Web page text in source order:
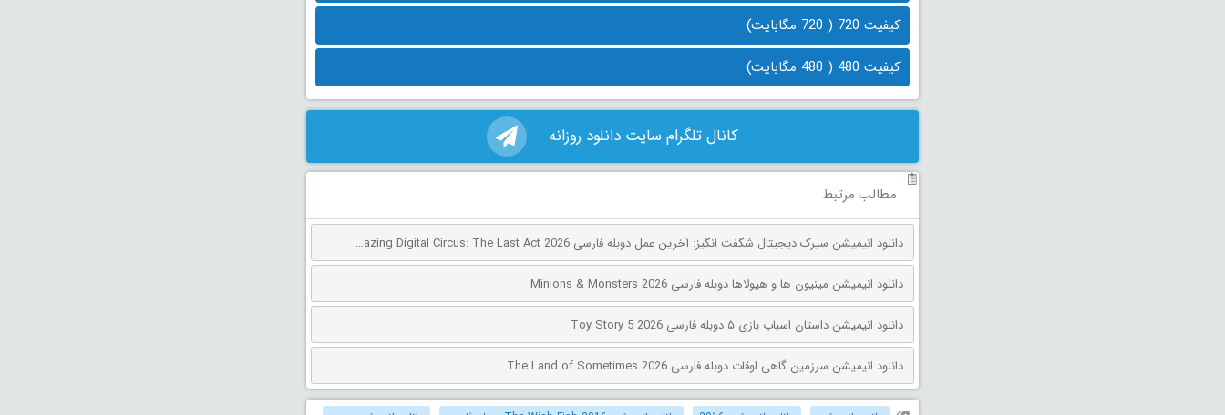
کیفیت 720 ( 720 مگابایت)
کیفیت 480 ( 480 مگابایت)
کانال تلگرام سایت دانلود روزانه
مطالب مرتبط
دانلود انیمیشن سیرک دیجیتال شگفت انگیز: آخرین عمل دوبله فارسی The Amazing Digital Circus: The Last Act 2026
دانلود انیمیشن مینیون‌ ها و هیولاها دوبله فارسی Minions & Monsters 2026
دانلود انیمیشن داستان اسباب بازی ۵ دوبله فارسی Toy Story 5 2026
دانلود انیمیشن سرزمین گاهی اوقات دوبله فارسی The Land of Sometimes 2026